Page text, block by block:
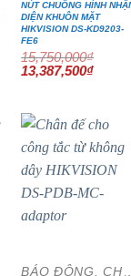
NÚT CHUÔNG HÌNH
DIỆN KHUÔN MẶT
HIKVISION DS-KD9203-
FE6
15,750,000₫
Giá
gốc
13,387,500₫Giá